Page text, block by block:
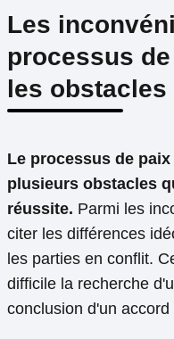
Les
processus
les
Le processus de
plusieurs obstacles
réussite. Parmi les
citer les différences
les parties en conflit.
difficile la recherche
conclusion d'un